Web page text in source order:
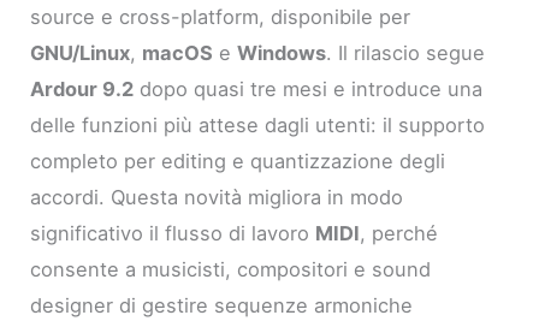
source e cross-platform, disponibile per
GNU/Linux, macOS eWindows. Il rilascio segue
Ardour 9.2 dopo quasi tre mesi e introduce una
delle funzioni più attese dagli utenti: il supporto
completo per editing e quantizzazione degli
accordi. Questa novità migliora in modo
significativo il flusso di lavoro MIDI, perché
consente a musicisti, compositori e sound
designer di gestire sequenze armoniche